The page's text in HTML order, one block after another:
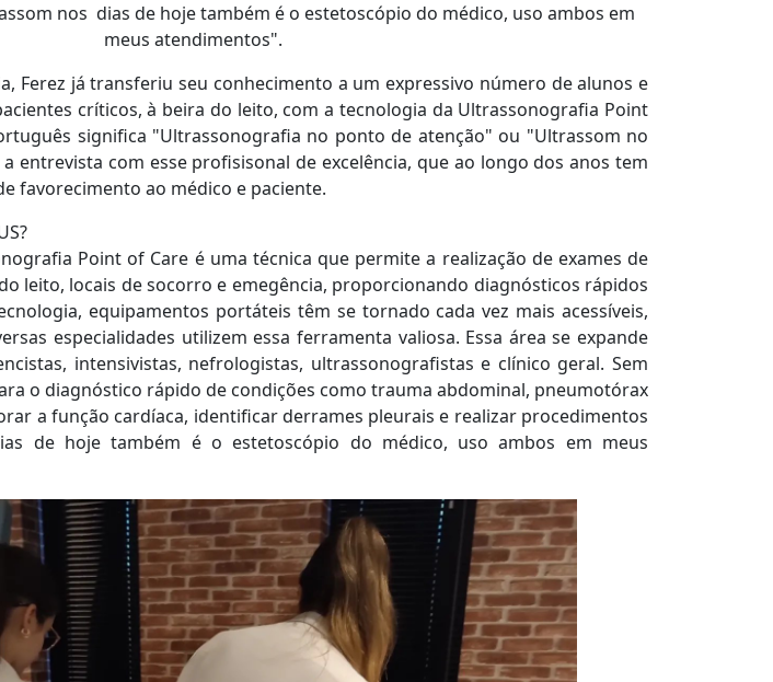
nos dias de hoje também é o estetoscópio do médico, uso ambos em
meus atendimentos".
Ferez já transferiu seu conhecimento a um expressivo número de alunos e
críticos, à beira do leito, com a tecnologia da Ultrassonografia Point
significa "Ultrassonografia no ponto de atenção" ou "Ultrassom no
entrevista com esse profisisonal de excelência, que ao longo dos anos tem
favorecimento ao médico e paciente.
Point of Care é uma técnica que permite a realização de exames de
leito, locais de socorro e emegência, proporcionando diagnósticos rápidos
equipamentos portáteis têm se tornado cada vez mais acessíveis,
especialidades utilizem essa ferramenta valiosa. Essa área se expande
intensivistas, nefrologistas, ultrassonografistas e clínico geral. Sem
o diagnóstico rápido de condições como trauma abdominal, pneumotórax
a função cardíaca, identificar derrames pleurais e realizar procedimentos
de hoje também é o estetoscópio do médico, uso ambos em meus